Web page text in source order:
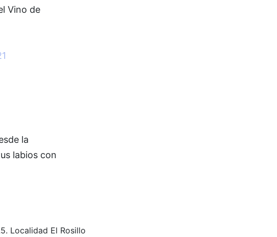
Vino de
la
labios con
Localidad El Rosillo